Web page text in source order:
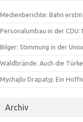
Medienberichte: Bahn
Personalumbau in der
Bilger: Stimmung in der
Waldbrände: Auch die
Mychajlo Drapatyj: Ein
Archiv